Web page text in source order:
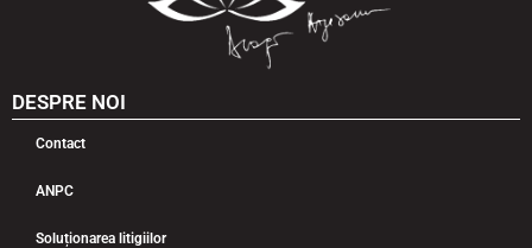
DESPRE NOI
Contact
ANPC
Soluționarea litigiilor